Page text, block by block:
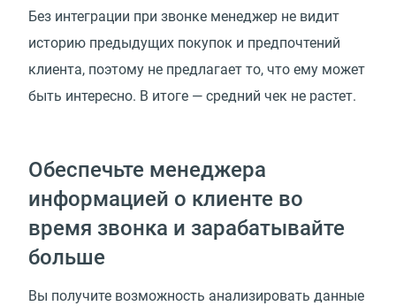
Без интеграции при звонке менеджер не видит
историю предыдущих покупок и предпочтений
клиента, поэтому не предлагает то, что ему может
быть интересно. В итоге — средний чек не растет.
Обеспечьте менеджера
информацией о клиенте во
время звонка и зарабатывайте
больше
Вы получите возможность анализировать данные